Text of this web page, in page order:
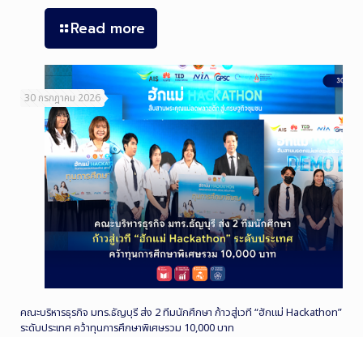
Read more
30 กรกฎาคม 2026
คณะบริหารธุรกิจ มทร.ธัญบุรี ส่ง 2 ทีมนักศึกษา ก้าวสู่เวที “ฮักแม่ Hackathon”
ระดับประเทศ คว้าทุนการศึกษาพิเศษรวม 10,000 บาท